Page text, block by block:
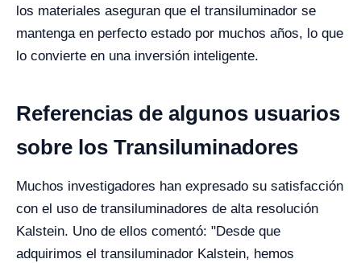
los materiales aseguran que el transiluminador se
mantenga en perfecto estado por muchos años, lo que
lo convierte en una inversión inteligente.
Referencias de algunos usuarios
sobre los Transiluminadores
Muchos investigadores han expresado su satisfacción
con el uso de transiluminadores de alta resolución
Kalstein. Uno de ellos comentó: "Desde que
adquirimos el transiluminador Kalstein, hemos